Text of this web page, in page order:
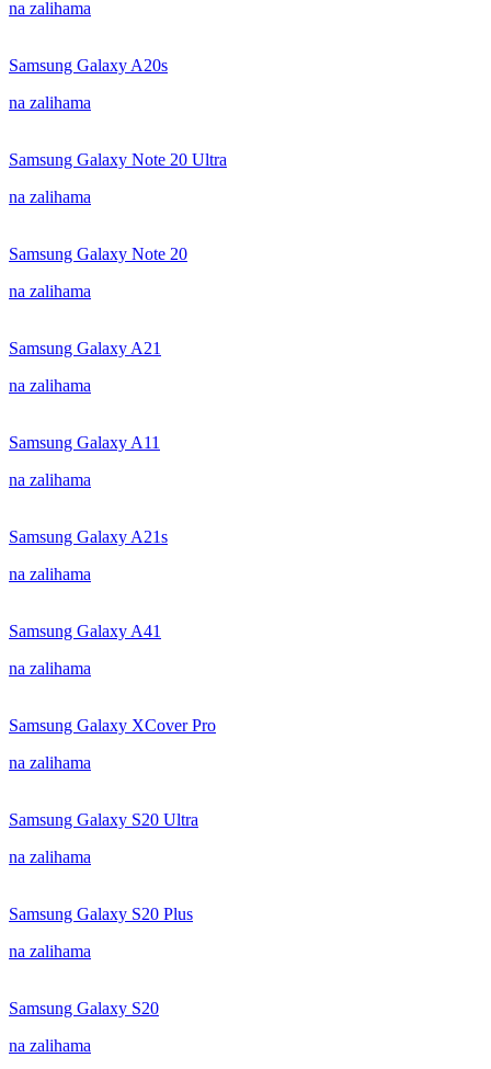
na zalihama
Samsung Galaxy A20s
na zalihama
Samsung Galaxy Note 20 Ultra
na zalihama
Samsung Galaxy Note 20
na zalihama
Samsung Galaxy A21
na zalihama
Samsung Galaxy A11
na zalihama
Samsung Galaxy A21s
na zalihama
Samsung Galaxy A41
na zalihama
Samsung Galaxy XCover Pro
na zalihama
Samsung Galaxy S20 Ultra
na zalihama
Samsung Galaxy S20 Plus
na zalihama
Samsung Galaxy S20
na zalihama